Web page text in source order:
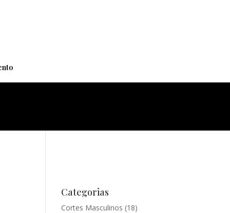
Categorias
Cortes Masculinos (18)